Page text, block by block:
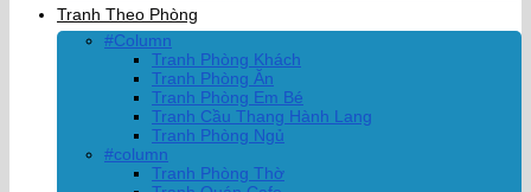
Tranh Theo Phòng
#Column
Tranh Phòng Khách
Tranh Phòng Ăn
Tranh Phòng Em Bé
Tranh Cầu Thang Hành Lang
Tranh Phòng Ngủ
#column
Tranh Phòng Thờ